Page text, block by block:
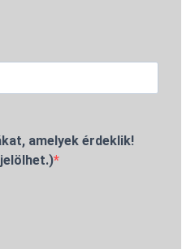
amelyek érdeklik!